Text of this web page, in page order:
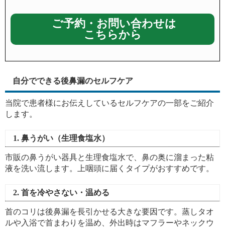
ご予約・お問い合わせは
こちらから
自分でできる後鼻漏のセルフケア
当院で患者様にお伝えしているセルフケアの一部をご紹介
します。
1. 鼻うがい（生理食塩水）
市販の鼻うがい器具と生理食塩水で、鼻の奥に溜まった粘
液を洗い流します。上咽頭に届くタイプがおすすめです。
2. 首を冷やさない・温める
首のコリは後鼻漏を長引かせる大きな要因です。蒸しタオ
ルや入浴で首まわりを温め、外出時はマフラーやネックウ